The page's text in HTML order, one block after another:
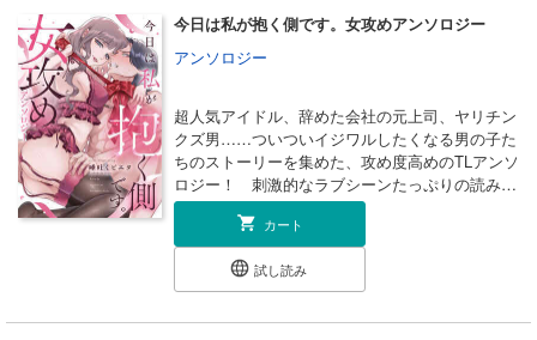
≫ 同タイトル１～５話 合冊版限定描き下ろし漫
画
今日は私が抱く側です。女攻めアンソロジー
アンソロジー
超人気アイドル、辞めた会社の元上司、ヤリチン
クズ男……ついついイジワルしたくなる男の子た
ちのストーリーを集めた、攻め度高めのTLアンソ
ロジー！ 刺激的なラブシーンたっぷりの読み切
り6編を収録★ カバーイラスト：唾吐くピエ
タ 【収録作品】『最高の皐月くんを抱きたい
の！』／九マ564 『彼の素顔は非公開』／篠突
つゆ 『合コン行ったら前職の鬼上司がいた話』
／よちリョウタ 『うちのマネがこんなにメロい
なんて聞いてない！』／ソウダ 『私を抱けると
カート
試し読み